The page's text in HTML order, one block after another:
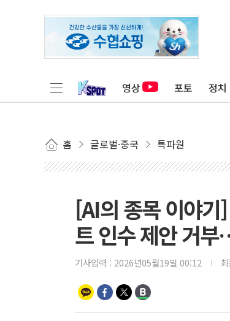
영상 포토 정치
홈 글로벌·중국 특파원
[AI의 종목 이야
트 인수 제안 거
기사입력 : 2026년05월19일 00:12